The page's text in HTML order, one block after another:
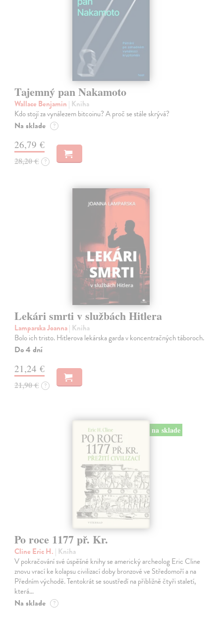
Tajemný pan Nakamoto
Wallace Benjamin | Kniha
Kdo stojí za vynálezem bitcoinu? A proč se stále skrývá?
Na sklade ?
26,79 €
28,20 € ?
Lekári smrti v službách Hitlera
Lamparska Joanna| Kniha
Bolo ich tristo. Hitlerova lekárska garda v koncentračných táboroch.
Do 4 dní
21,24 €
21,90 € ?
na sklade
Po roce 1177 př. Kr.
Cline Eric H. | Kniha
V pokračování své úspěšné knihy se americký archeolog Eric Cline
znovu vrací ke kolapsu civilizací doby bronzové ve Středomoří a na
Předním východě. Tentokrát se soustředí na přibližně čtyři staletí,
která…
Na sklade ?